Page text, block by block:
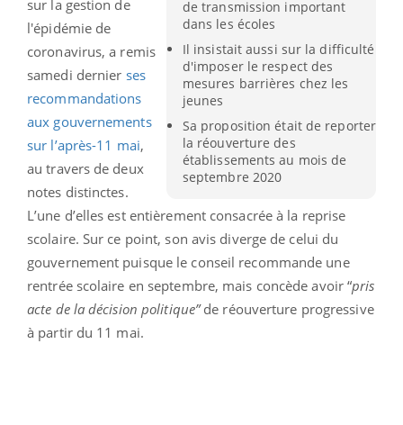
de transmission important
dans les écoles
Il insistait aussi sur la difficulté
d'imposer le respect des
mesures barrières chez les
jeunes
Sa proposition était de reporter
la réouverture des
établissements au mois de
septembre 2020
sur la gestion de
l'épidémie de
coronavirus, a remis
samedi dernier ses
recommandations
aux gouvernements
sur l’après-11 mai,
au travers de deux
notes distinctes.
L’une d’elles est entièrement consacrée à la reprise
scolaire. Sur ce point, son avis diverge de celui du
gouvernement puisque le conseil recommande une
rentrée scolaire en septembre, mais concède avoir “pris
acte de la décision politique”de réouverture progressive
à partir du 11 mai.